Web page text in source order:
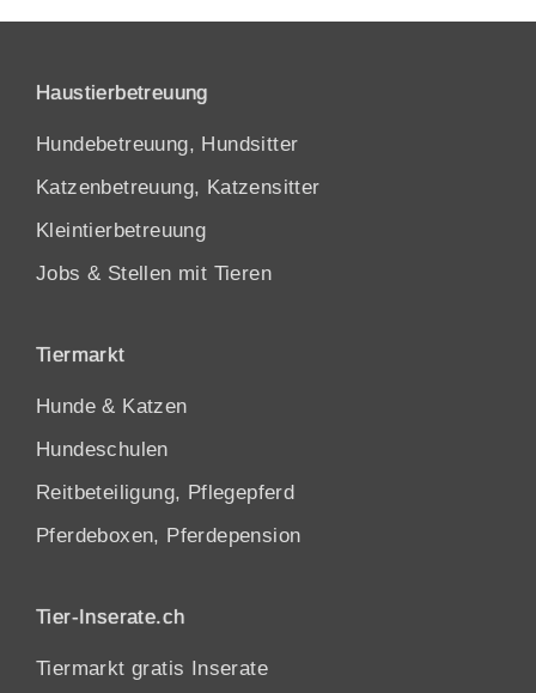
Haustierbetreuung
Hundebetreuung, Hundsitter
Katzenbetreuung, Katzensitter
Kleintierbetreuung
Jobs & Stellen mit Tieren
Tiermarkt
Hunde & Katzen
Hundeschulen
Reitbeteiligung, Pflegepferd
Pferdeboxen, Pferdepension
Tier-Inserate.ch
Tiermarkt gratis Inserate